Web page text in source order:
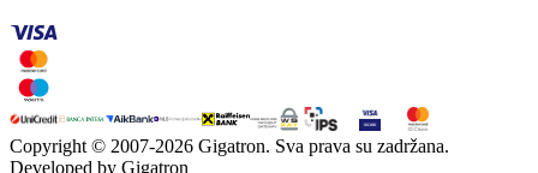
Copyright © 2007-2026 Gigatron. Sva prava su zadržana.
Developed by Gigatron